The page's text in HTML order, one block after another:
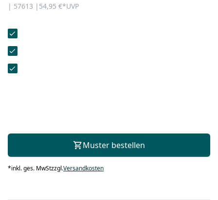
| 57613 | 54,95 €*UVP
Muster bestellen
*inkl. ges. MwStzzgl.Versandkosten